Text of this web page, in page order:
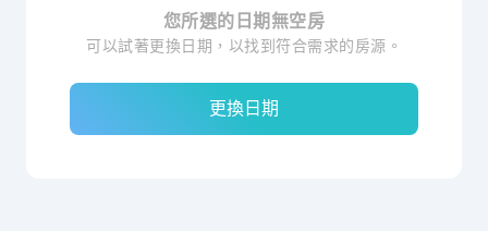
您所選的日期無空房
可以試著更換日期，以找到符合需求的房源。
更換日期